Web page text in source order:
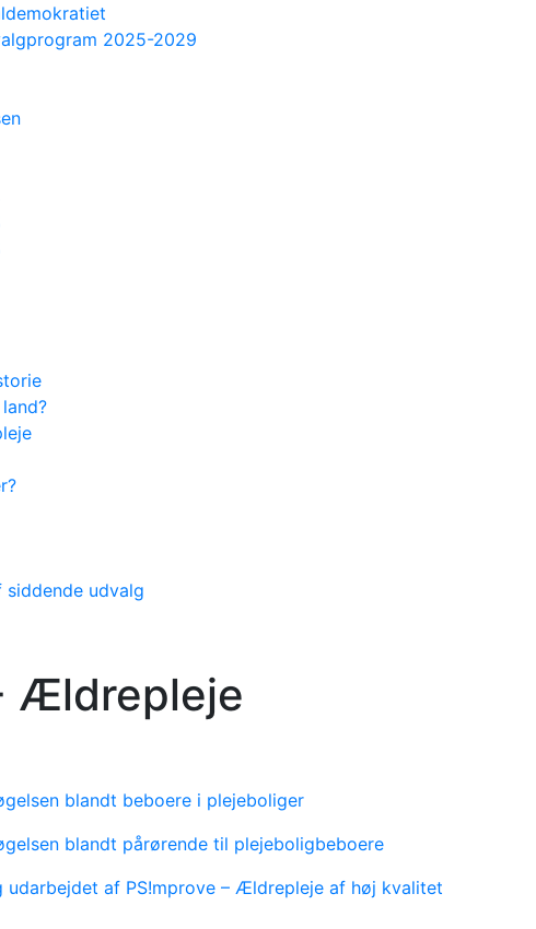
2025-2029
udvalg
Ældrepleje
blandt beboere i plejeboliger
blandt pårørende til plejeboligbeboere
af PS!mprove – Ældrepleje af høj kvalitet